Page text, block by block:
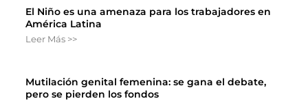
El Niño es una amenaza para los trabajadores en
América Latina
Leer Más >>
Mutilación genital femenina: se gana el debate,
pero se pierden los fondos